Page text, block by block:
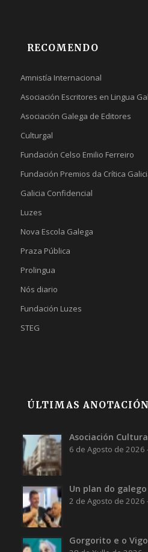
RECOMENDO
Amnistía Internacional
Asociación Escritores en Lingua
Asociación Galega de Editores
Culturgal
Fundación Celso Emilio Ferreiro
Fundación Premios da Crítica
Galicia Confidencial
Luzes
Nova Escola Galega
Praza Pública
Prolingua
Nós diario
Fundación Luzes
STEG
ÚLTIMAS
Asociación
6 de Agosto de 2026
Un plan do
2 de Agosto de 2026
Gorgorito e o Vigo